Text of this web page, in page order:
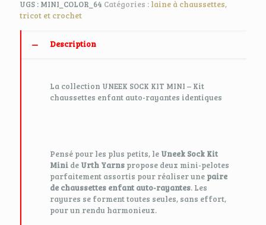
UGS : MINI_COLOR_64 Catégories : laine à chaussettes,
tricot et crochet
Description
La collection UNEEK SOCK KIT MINI – Kit
chaussettes enfant auto-rayantes identiques
Pensé pour les plus petits, le Uneek Sock Kit
Mini de Urth Yarns propose deux mini-pelotes
parfaitement assortis pour réaliser une paire
de chaussettes enfant auto-rayantes. Les
rayures se forment toutes seules, sans effort,
pour un rendu harmonieux.